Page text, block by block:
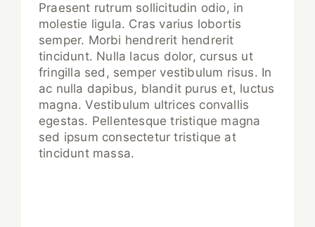
Praesent rutrum sollicitudin odio, in
molestie ligula. Cras varius lobortis
semper. Morbi hendrerit hendrerit
tincidunt. Nulla lacus dolor, cursus ut
fringilla sed, semper vestibulum risus. In
ac nulla dapibus, blandit purus et, luctus
magna. Vestibulum ultrices convallis
egestas. Pellentesque tristique magna
sed ipsum consectetur tristique at
tincidunt massa.